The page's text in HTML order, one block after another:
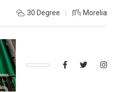
SOCIAL, INVITA RECTORA
30 Degree Morelia